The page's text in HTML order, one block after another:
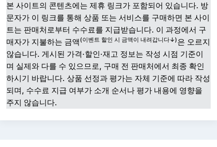
본 사이트의 콘텐츠에는 제휴 링크가 포함되어 있습니다. 방
문자가 이 링크를 통해 상품 또는 서비스를 구매하면 본 사이
트는 판매처로부터 수수료를 지급받습니다. 이 과정에서 구
매자가 지불하는 금액 (이벤트 할인 시 금액이 내려갑니다↓)은 오르지
않습니다. 게시된 가격·할인·재고 정보는 작성 시점 기준이
며 실제와 다를 수 있으므로, 구매 전 판매처에서 최종 확인
하시기 바랍니다. 상품 선정과 평가는 자체 기준에 따라 작성
되며, 수수료 지급 여부가 소개 순서나 평가 내용에 영향을
주지 않습니다.